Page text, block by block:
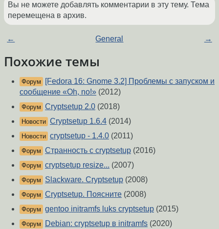
Вы не можете добавлять комментарии в эту тему. Тема
перемещена в архив.
← General →
Похожие темы
Форум
[Fedora 16: Gnome 3.2] Проблемы с запуском и
сообщение «Oh, no!» (2012)
Форум Cryptsetup 2.0 (2018)
Новости Cryptsetup 1.6.4 (2014)
Новости cryptsetup - 1.4.0 (2011)
Форум Странность с cryptsetup (2016)
Форум cryptsetup resize... (2007)
Форум Slackware. Cryptsetup (2008)
Форум Cryptsetup. Поясните (2008)
Форум gentoo initramfs luks cryptsetup (2015)
Форум Debian: cryptsetup в initramfs (2020)